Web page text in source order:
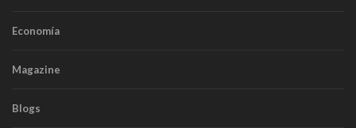
Economía
Magazine
Blogs